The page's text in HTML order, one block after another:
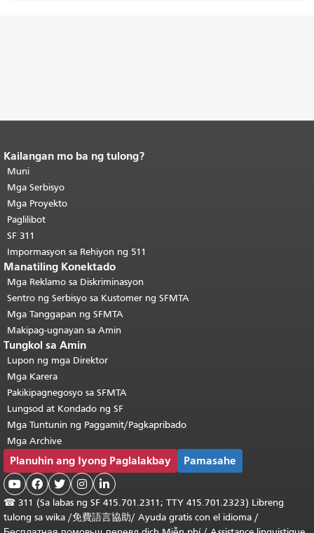
Katapusan ng nilalaman ng
pahina.
pahinang ito ay nauulit sa bawat
pahina.Bumalik sa tuktok ng
pangunahing nilalaman
Kailangan mo ba ng tulong?
Muni
Mga Serbisyo
Mga Proyekto
Paglilibot
SF 311
Impormasyon sa Rehiyon ng 511
Manatiling Konektado
Mga Reklamo sa Diskriminasyon
Sentro ng Serbisyo sa Kustomer ng SFMTA
Mga Tanggapan ng SFMTA
Makipag-ugnayan sa Amin
Tungkol sa Amin
Lupon ng mga Direktor
Mga Karera
Pakikipagnegosyo sa SFMTA
Lungsod at Kondado ng SF
Mga Tuntunin ng Paggamit/Pagkapribado
Mga Archive
Planuhin ang Iyong Paglalakbay Pamasahe
    
☎ 311 (Sa labas ng SF 415.701.2311; TTY 415.701.2323) Libreng
tulong sa wika /免費語言協助/ Ayuda gratis con el idioma /